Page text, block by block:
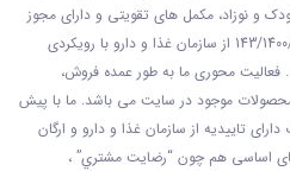
و نوزاد، مکمل های تقویتی و دارای مجوز
سازمان غذا و دارو با رويکردی
فعاليت محوری ما به طور عمده فروش،
موجود در سایت می باشد. ما با پيش
تاييديه از سازمان غذا و دارو و ارگان
اساسی هم چون “رضايت مشتري” ،